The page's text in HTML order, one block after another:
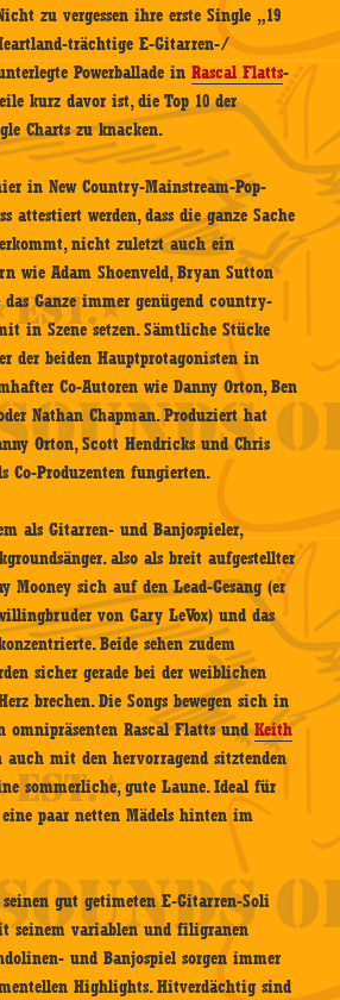
zu vergessen ihre erste Single „19
trächtige E-Gitarren-/
Powerballade inRascal Flatts-
kurz davor ist, die Top 10 der
Charts zu knacken.
in New Country-Mainstream-Pop-
attestiert werden, dass die ganze Sache
nicht zuletzt auch ein
wie Adam Shoenveld, Bryan Sutton
Ganze immer genügend country-
in Szene setzen. Sämtliche Stücke
der beiden Hauptprotagonisten in
Co-Autoren wie Danny Orton, Ben
Nathan Chapman. Produziert hat
Orton, Scott Hendricks und Chris
Co-Produzenten fungierten.
als Gitarren- und Banjospieler,
also als breit aufgestellter
Mooney sich auf den Lead-Gesang (er
von Gary LeVox) und das
Beide sehen zudem
sicher gerade bei der weiblichen
brechen. Die Songs bewegen sich in
omnipräsentenRascal FlattsundKeith
auch mit den hervorragend sitztenden
sommerliche, gute Laune. Ideal für
paar netten Mädels hinten im
gut getimeten E-Gitarren-Soli
seinem variablen und filigranen
und Banjospiel sorgen immer
Highlights. Hitverdächtig sind